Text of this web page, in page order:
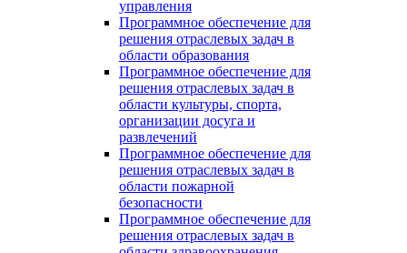
управления
Программное обеспечение для
решения отраслевых задач в
области образования
Программное обеспечение для
решения отраслевых задач в
области культуры, спорта,
организации досуга и
развлечений
Программное обеспечение для
решения отраслевых задач в
области пожарной
безопасности
Программное обеспечение для
решения отраслевых задач в